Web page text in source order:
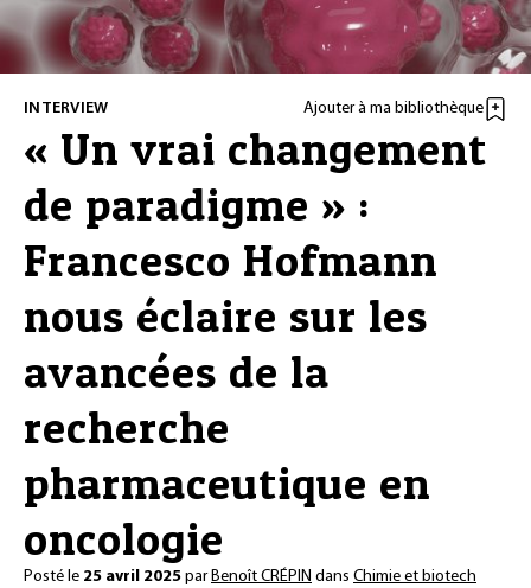
INTERVIEW Ajouter à ma bibliothèque
« Un vrai changement
de paradigme » :
Francesco Hofmann
nous éclaire sur les
avancées de la
recherche
pharmaceutique en
oncologie
Posté le 25 avril 2025 parBenoît CRÉPIN dans Chimie et biotech